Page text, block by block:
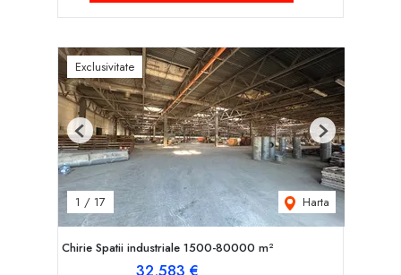
Exclusivitate
1 / 17 Harta
Previous Next
Chirie Spatii industriale 1500-80000 m²